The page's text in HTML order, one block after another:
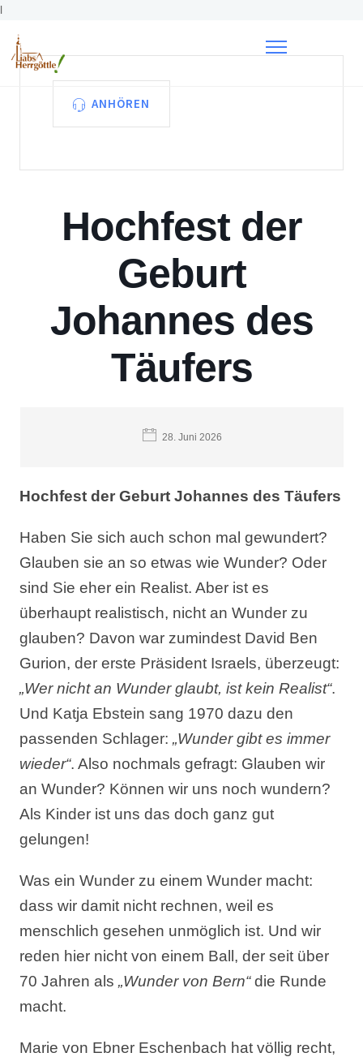
l
ANHÖREN
Hochfest der
Geburt
Johannes des
Täufers
28. Juni 2026
Hochfest der Geburt Johannes des Täufers
Haben Sie sich auch schon mal gewundert?
Glauben sie an so etwas wie Wunder? Oder
sind Sie eher ein Realist. Aber ist es
überhaupt realistisch, nicht an Wunder zu
glauben? Davon war zumindest David Ben
Gurion, der erste Präsident Israels, überzeugt:
„Wer nicht an Wunder glaubt, ist kein Realist“.
Und Katja Ebstein sang 1970 dazu den
passenden Schlager:„Wunder gibt es immer
wieder“. Also nochmals gefragt: Glauben wir
an Wunder? Können wir uns noch wundern?
Als Kinder ist uns das doch ganz gut
gelungen!
Was ein Wunder zu einem Wunder macht:
dass wir damit nicht rechnen, weil es
menschlich gesehen unmöglich ist. Und wir
reden hier nicht von einem Ball, der seit über
70 Jahren als„Wunder von Bern“die Runde
macht.
Marie von Ebner Eschenbach hat völlig recht,